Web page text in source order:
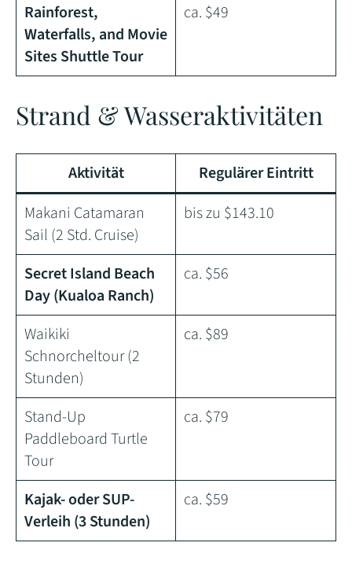
Rainforest,
Waterfalls, and Movie
Sites Shuttle Tour
ca. $49
Strand & Wasseraktivitäten
Aktivität
Regulärer Eintritt
Makani Catamaran
Sail (2 Std. Cruise)
bis zu $143.10
Secret Island Beach
Day (Kualoa Ranch)
ca. $56
Waikiki
Schnorcheltour (2
Stunden)
ca. $89
Stand-Up
Paddleboard Turtle
Tour
ca. $79
Kajak- oder SUP-
Verleih (3 Stunden)
ca. $59